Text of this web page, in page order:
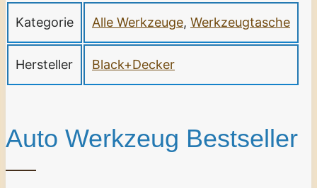
Kategorie Alle Werkzeuge, Werkzeugtasche
Hersteller Black+Decker
Auto Werkzeug Bestseller